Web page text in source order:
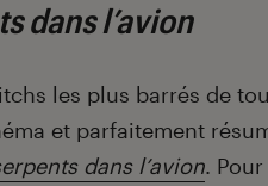
dans l’avion
les plus barrés de
et parfaitement
dans l’avion.